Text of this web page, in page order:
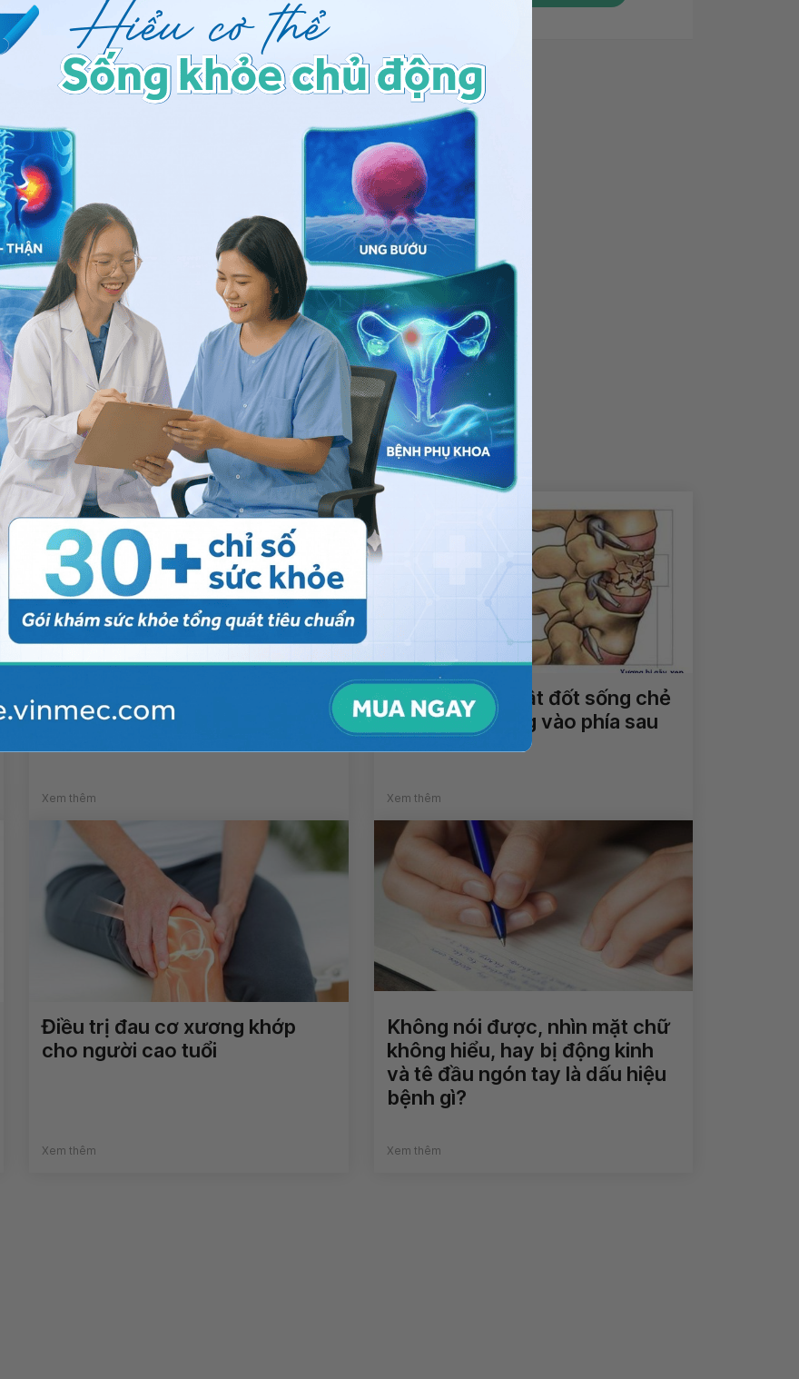
một phần và 1/3 số bệnh nhân bị tổn thương hoàn
đầu, bạn có thể mang miếng che mắt bên
dõi quá trình hồi phục của thần kinh số 6. Sau 3
án điều trị có thể áp dụng như tiêm botox, phẫu
kỳ 6 tuần 1 lần đến khi hồi phục tổn thương.
kinh số 6
Cảm ơn bạn đã tin tưởng và gửi câu hỏi đến
sốHOTLINE, đặt mua GÓI DỊCH VỤ hoặc đặt
trên ứng dụng My Vinmec để quản lý, theo dõi
Chia sẻ
số 6 Thần kinh
Cách nào giảm nguy cơ tai biến
mạch máu não?
Xem thêm
Phẫu thuật dị tật đốt sống chẻ
đôi bằng đường vào phía sau
Xem thêm
Điều trị đau cơ xương khớp
cho người cao tuổi
Xem thêm
Không nói được, nhìn mặt chữ
không hiểu, hay bị động kinh
và tê đầu ngón tay là dấu hiệu
bệnh gì?
Xem thêm